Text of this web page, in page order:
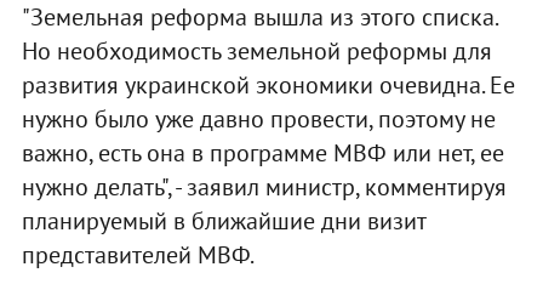
"Земельная реформа вышла из этого списка.
Но необходимость земельной реформы для
развития украинской экономики очевидна. Ее
нужно было уже давно провести, поэтому не
важно, есть она в программе МВФ или нет, ее
нужно делать", - заявил министр, комментируя
планируемый в ближайшие дни визит
представителей МВФ.